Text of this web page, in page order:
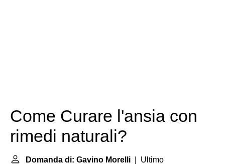
Come Curare l'ansia con
rimedi naturali?
Domanda di: Gavino Morelli | Ultimo